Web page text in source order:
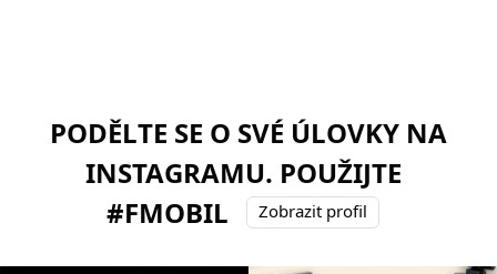
PODĚLTE SE O SVÉ ÚLOVKY NA
INSTAGRAMU. POUŽIJTE
#FMOBIL
Zobrazit profil